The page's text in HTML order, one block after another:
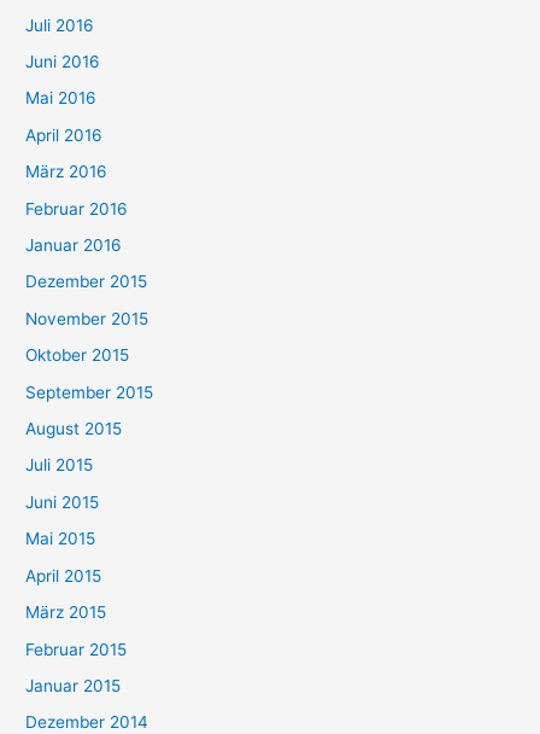
Juli 2016
Juni 2016
Mai 2016
April 2016
März 2016
Februar 2016
Januar 2016
Dezember 2015
November 2015
Oktober 2015
September 2015
August 2015
Juli 2015
Juni 2015
Mai 2015
April 2015
März 2015
Februar 2015
Januar 2015
Dezember 2014